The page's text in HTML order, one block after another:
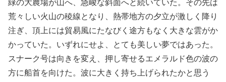
緑の大農場が山へ、急峻な斜面へと続いていた。その先は
荒々しい火山の稜線となり、熱帯地方の夕立が激しく降り
注ぎ、頂上には貿易風にたなびく途方もなく大きな雲がか
かっていた。いずれにせよ、とても美しい夢ではあった。
スナーク号は向きを変え、押し寄せるエメラルド色の波の
方に船首を向けた。波に大きく持ち上げられたかと思う